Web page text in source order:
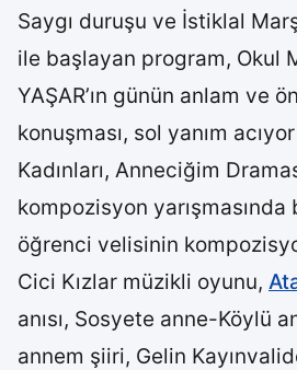
Saygı duruşu ve İstiklal
ile başlayan program, Okul
YAŞAR’ın günün anlam ve
konuşması, sol yanım
Kadınları, Anneciğim
kompozisyon
öğrenci velisinin
Cici Kızlar müzikli oyunu,
anısı, Sosyete anne-Köylü
annem şiiri, Gelin